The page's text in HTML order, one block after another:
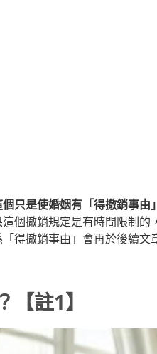
只是使婚姻有「得撤銷事由
個撤銷規定是有時間限制
得撤銷事由」會再於後續文
註1】